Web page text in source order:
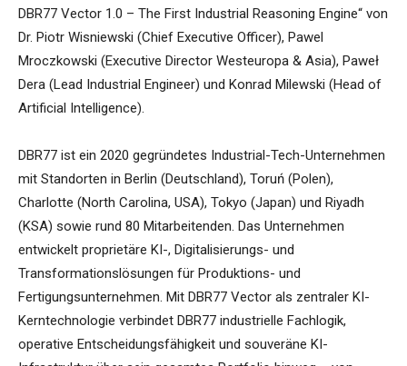
DBR77 Vector 1.0 – The First Industrial Reasoning Engine“ von
Dr. Piotr Wisniewski (Chief Executive Officer), Pawel
Mroczkowski (Executive Director Westeuropa & Asia), Paweł
Dera (Lead Industrial Engineer) und Konrad Milewski (Head of
Artificial Intelligence).
DBR77 ist ein 2020 gegründetes Industrial-Tech-Unternehmen
mit Standorten in Berlin (Deutschland), Toruń (Polen),
Charlotte (North Carolina, USA), Tokyo (Japan) und Riyadh
(KSA) sowie rund 80 Mitarbeitenden. Das Unternehmen
entwickelt proprietäre KI-, Digitalisierungs- und
Transformationslösungen für Produktions- und
Fertigungsunternehmen. Mit DBR77 Vector als zentraler KI-
Kerntechnologie verbindet DBR77 industrielle Fachlogik,
operative Entscheidungsfähigkeit und souveräne KI-